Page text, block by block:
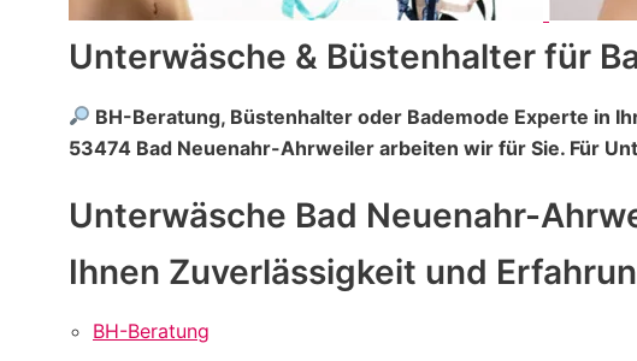
Unterwäsche & Büstenhalter für
BH-Beratung, Büstenhalter oder Bademode Experte
53474 Bad Neuenahr-Ahrweiler arbeiten wir für Sie. Für
Unterwäsche Bad Neuenahr-
Ihnen Zuverlässigkeit und
BH-Beratung